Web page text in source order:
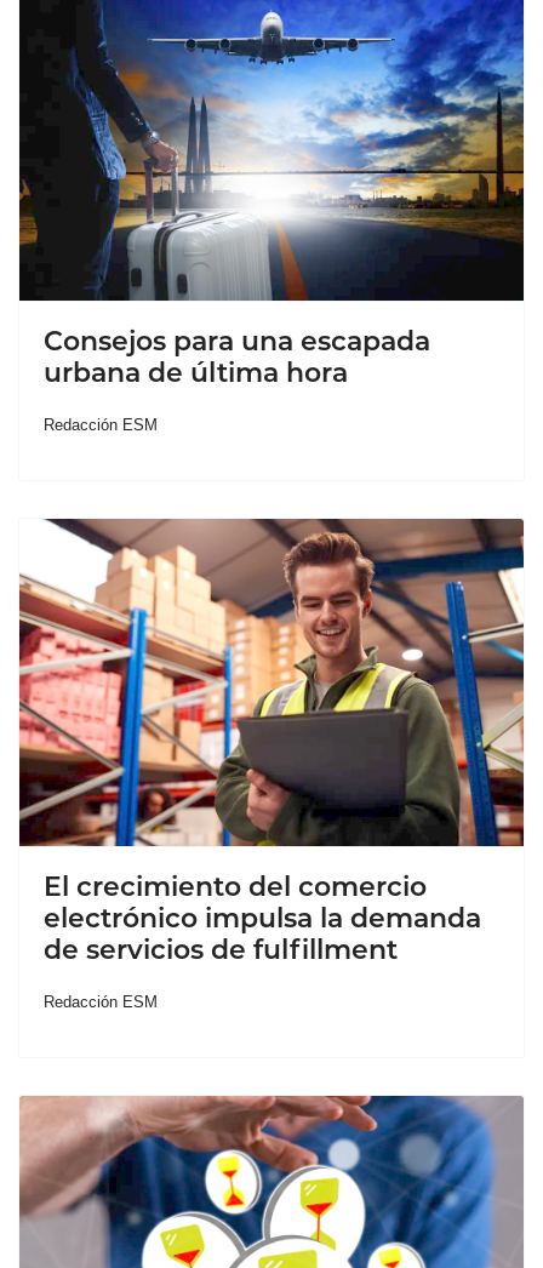
Consejos para una escapada
urbana de última hora
Redacción ESM
El crecimiento del comercio
electrónico impulsa la demanda
de servicios de fulfillment
Redacción ESM